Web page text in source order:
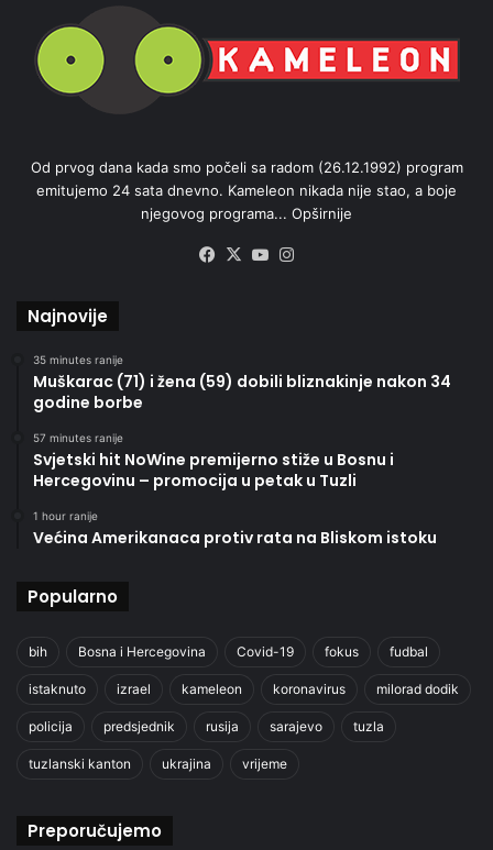
Od prvog dana kada smo počeli sa radom (26.12.1992) program
emitujemo 24 sata dnevno. Kameleon nikada nije stao, a boje
njegovog programa... Opširnije
Facebook
X YouTube
Najnovije
35 minutes ranije
Muškarac (71) i žena (59) dobili bliznakinje nakon 34
godine borbe
57 minutes ranije
Svjetski hit NoWine premijerno stiže u Bosnu i
Hercegovinu – promocija u petak u Tuzli
1 hour ranije
Većina Amerikanaca protiv rata na Bliskom istoku
Popularno
bih Bosna i Hercegovina Covid-19 fokus fudbal
istaknuto izrael kameleon koronavirus milorad dodik
policija predsjednik rusija sarajevo tuzla
tuzlanski kanton ukrajina vrijeme
Preporučujemo